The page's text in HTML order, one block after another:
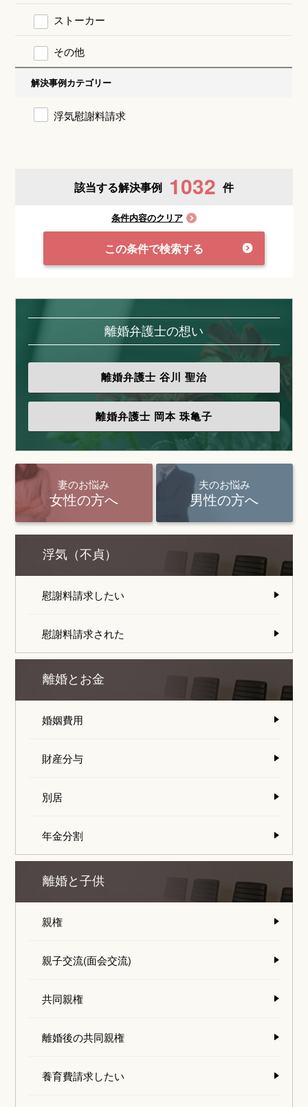
ストーカー
その他
解決事例カテゴリー
浮気慰謝料請求
該当する解決事例 1032 件
条件内容のクリア
この条件で検索する
離婚弁護士の想い
離婚弁護士 谷川 聖治
離婚弁護士 岡本 珠亀子
妻のお悩み
女性の方へ
夫のお悩み
男性の方へ
浮気（不貞）
慰謝料請求したい
慰謝料請求された
離婚とお金
婚姻費用
財産分与
別居
年金分割
離婚と子供
親権
親子交流(面会交流)
共同親権
離婚後の共同親権
養育費請求したい